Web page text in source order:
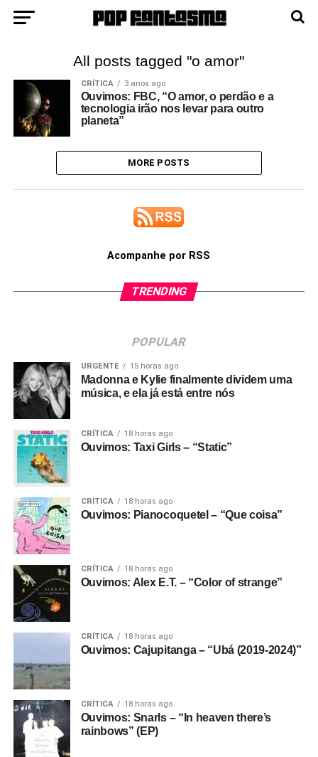
All posts tagged "o amor"
CRÍTICA 3 anos ago
Ouvimos: FBC, “O amor, o perdão e a
tecnologia irão nos levar para outro
planeta”
MORE POSTS
Acompanhe por RSS
TRENDING
POPULAR
URGENTE 15 horas ago
Madonna e Kylie finalmente dividem uma
música, e ela já está entre nós
CRÍTICA 18 horas ago
Ouvimos: Taxi Girls – “Static”
CRÍTICA 18 horas ago
Ouvimos: Pianocoquetel – “Que coisa”
CRÍTICA 18 horas ago
Ouvimos: Alex E.T. – “Color of strange”
CRÍTICA 18 horas ago
Ouvimos: Cajupitanga – “Ubá (2019-2024)”
CRÍTICA 18 horas ago
Ouvimos: Snarls – “In heaven there’s
rainbows” (EP)